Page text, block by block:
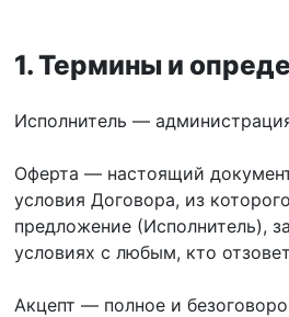
1. Термины и
Исполнитель —
Оферта — настоящий
условия Договора, из
предложение (Исполнитель),
условиях с любым, кто
Акцепт — полное и